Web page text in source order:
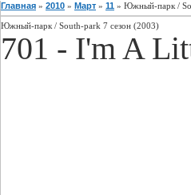
Главная » 2010 » Март » 11 » Южный-парк /
Южный-парк / South-park 7 сезон (2003)
701 - I'm A